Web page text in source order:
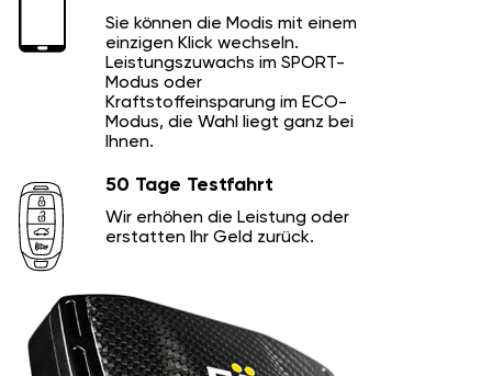
Sie können die Modis mit einem
einzigen Klick wechseln.
Leistungszuwachs im SPORT-
Modus oder
Kraftstoffeinsparung im ECO-
Modus, die Wahl liegt ganz bei
Ihnen.
50 Tage Testfahrt
Wir erhöhen die Leistung oder
erstatten Ihr Geld zurück.